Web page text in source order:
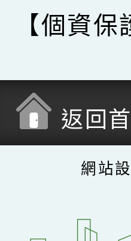
【個資保
返回
網站